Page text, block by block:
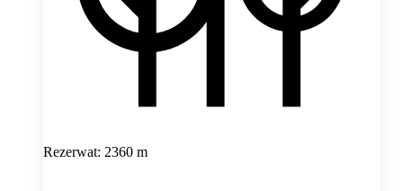
Rezerwat: 2360 m